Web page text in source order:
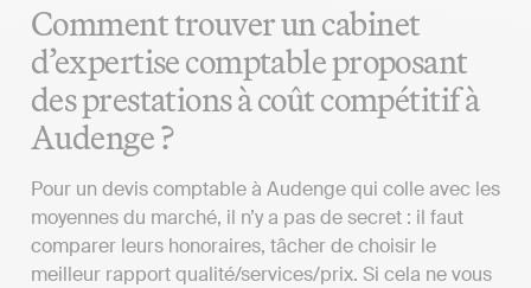
Comment trouver un cabinet
d’expertise comptable proposant
des prestations à coût compétitif à
Audenge ?
Pour un devis comptable à Audenge qui colle avec les
moyennes du marché, il n’y a pas de secret : il faut
comparer leurs honoraires, tâcher de choisir le
meilleur rapport qualité/services/prix. Si cela ne vous